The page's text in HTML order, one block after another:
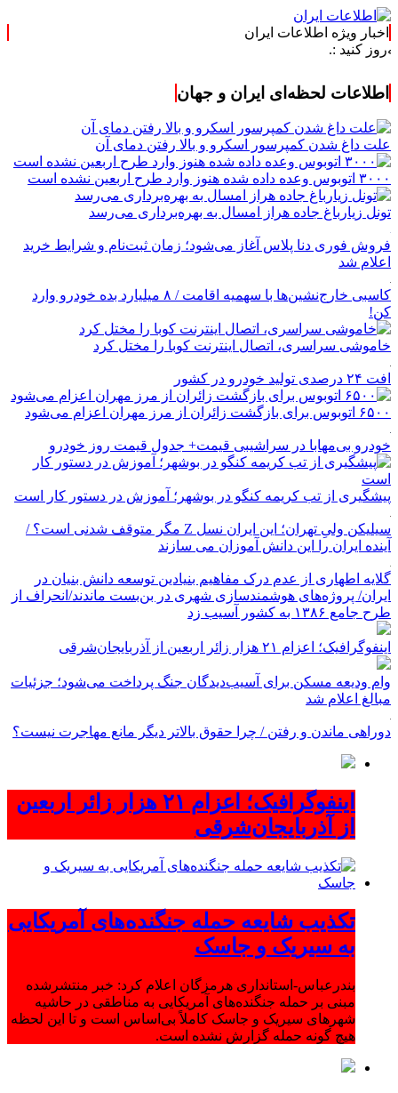
اخبار ویژه اطلاعات ایران
اطلاعات لحظه‌ای ایران و جهان
علت داغ شدن کمپرسور اسکرو و بالا رفتن دمای آن
۳۰۰۰ اتوبوس وعده داده شده هنوز وارد طرح اربعین نشده است
تونل زیارباغ جاده هراز امسال به بهره‌برداری می‌رسد
فروش فوری دنا پلاس آغاز می‌شود؛ زمان ثبت‌نام و شرایط خرید
اعلام شد
کاسبی خارج‌نشین‌ها با سهمیه اقامت / ۸ میلیارد بده خودرو وارد
کن!
خاموشی سراسری، اتصال اینترنت کوبا را مختل کرد
افت ۲۴ درصدی تولید خودرو در کشور
۶۵۰۰ اتوبوس برای بازگشت زائران از مرز مهران اعزام می‌شود
خودرو بی‌مهابا در سراشیبی قیمت+ جدول قیمت روز خودرو
پیشگیری از تب کریمه کنگو در بوشهر؛ آموزش در دستور کار است
سیلیکن ولیِ تهران؛ این ایران نسل Z مگر متوقف شدنی است؟ /
آینده ایران را این دانش آموزان می سازند
گلایه اطهاری از عدم درک مفاهیم بنیادین توسعه دانش بنیان در
ایران/ پروژه‌های هوشمندسازی شهری در بن‌بست ماندند/انحراف از
طرح جامع ۱۳۸۶ به کشور آسیب زد
اینفوگرافیک؛ اعزام ۲۱ هزار زائر اربعین از آذربایجان‌شرقی
وام ودیعه مسکن برای آسیب‌دیدگان جنگ پرداخت می‌شود؛ جزئیات
مبالغ اعلام شد
دوراهی ماندن و رفتن / چرا حقوق بالاتر دیگر مانع مهاجرت نیست؟
اینفوگرافیک؛ اعزام ۲۱ هزار زائر اربعین
از آذربایجان‌شرقی
تکذیب شایعه حمله جنگنده‌های آمریکایی
به سیریک و جاسک
بندرعباس-استانداری هرمزگان اعلام کرد: خبر منتشرشده
مبنی بر حمله جنگنده‌های آمریکایی به مناطقی در حاشیه
شهرهای سیریک و جاسک کاملاً بی‌اساس است و تا این لحظه
هیچ گونه حمله گزارش نشده است.